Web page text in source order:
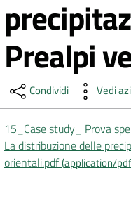
DATI
AMBIENTALI
Seguici
su
Prealpi
Condividi Vedi
15_Case study_ Prova
La distribuzione delle
orientali.pdf(application/pdf